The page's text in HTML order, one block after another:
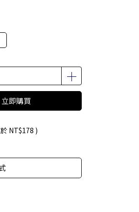
立即購買
NT$178 )